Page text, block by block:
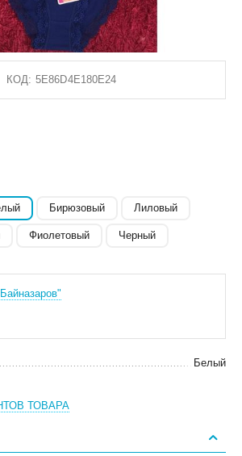
КОД: 5E86D4E180E24
Бирюзовый Лиловый
Фиолетовый Черный
Белый
ТОВАРА